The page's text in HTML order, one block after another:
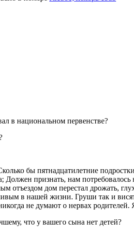
в национальном первенстве?
бы пятнадцатилетние
Должен признать, нам
отъездом дом перестал дрожать,
в нашей жизни. Груши так и
не думают о нервах
что у вашего сына нет детей?